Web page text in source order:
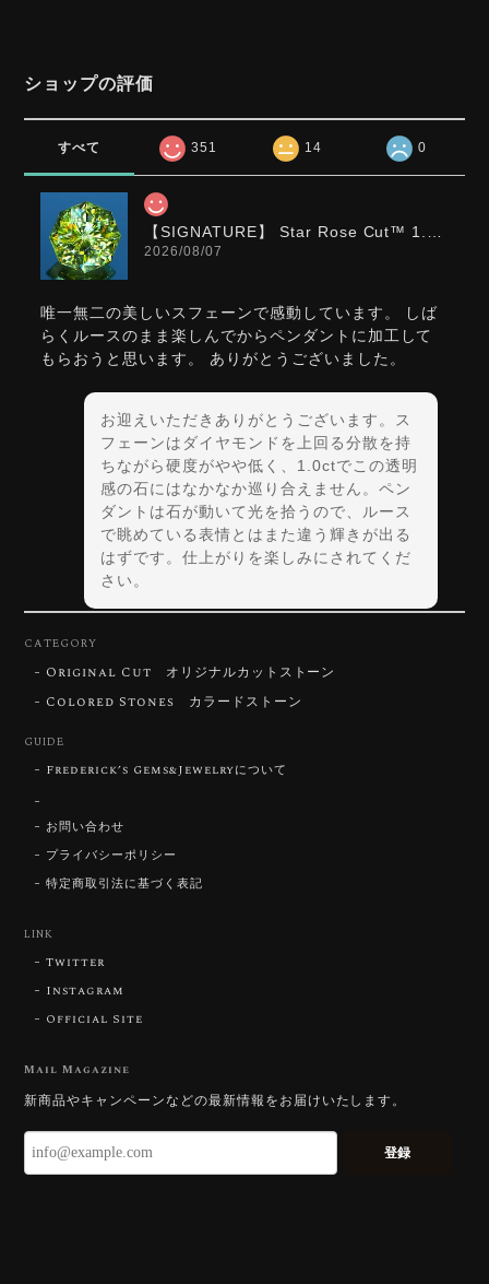
ショップの評価
すべて 351 14 0
【SIGNATURE】 Star Rose Cut™️ 1.0ct Natural Green Sphene
2026/08/07
唯一無二の美しいスフェーンで感動しています。 しば
らくルースのまま楽しんでからペンダントに加工して
もらおうと思います。 ありがとうございました。
お迎えいただきありがとうございます。ス
フェーンはダイヤモンドを上回る分散を持
ちながら硬度がやや低く、1.0ctでこの透明
感の石にはなかなか巡り合えません。ペン
ダントは石が動いて光を拾うので、ルース
で眺めている表情とはまた違う輝きが出る
はずです。仕上がりを楽しみにされてくだ
さい。
2026/07/30
ずっと待ち望んでいたカットを運よく購入できて嬉し
いです。 ウルウルとギラギラを一度に見ることができ
る不思議なカットだと感じました。強い煌めきだけで
CATEGORY
Original Cut オリジナルカットストーン
Colored Stones カラードストーン
GUIDE
Frederick’s Gems&Jewelryについて
お問い合わせ
プライバシーポリシー
特定商取引法に基づく表記
LINK
Twitter
Instagram
Official Site
Mail Magazine
新商品やキャンペーンなどの最新情報をお届けいたします。
登録